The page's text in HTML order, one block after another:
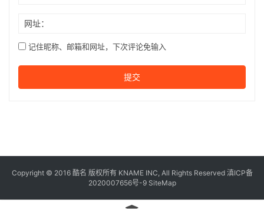
网址：
记住昵称、邮箱和网址，下次评论免输入
提交
Copyright © 2016 酷名 版权所有 KNAMEINC, All Rights Reserved 滇ICP备
2020007656号-9 SiteMap